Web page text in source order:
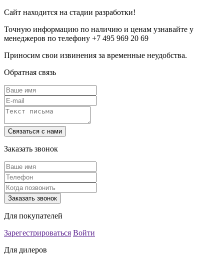
Сайт находится на стадии разработки!
Точную информацию по наличию и ценам узнавайте у
менеджеров по телефону +7 495 969 20 69
Приносим свои извинения за временные неудобства.
Обратная связь
Заказать звонок
Для покупателей
Зарегестрироваться Войти
Для дилеров